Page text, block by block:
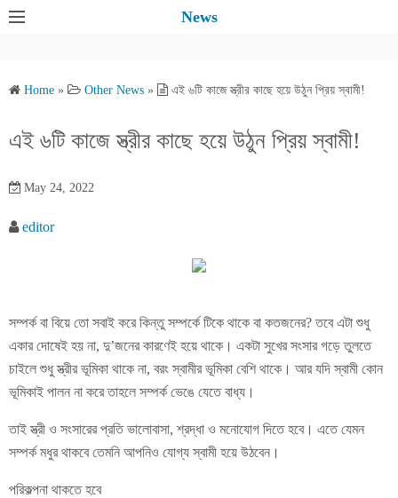
News
Home » Other News » এই ৬টি কাজে স্ত্রীর কাছে হয়ে উঠুন প্রিয় স্বামী!
এই ৬টি কাজে স্ত্রীর কাছে হয়ে উঠুন প্রিয় স্বামী!
May 24, 2022
editor
সম্পর্ক বা বিয়ে তো সবাই করে কিন্তু সম্পর্কে টিকে থাকে বা কতজনের? তবে এটা শুধু
একার দোষেই হয় না, দু’জনের কারণেই হয়ে থাকে। একটা সুখের সংসার গড়ে তুলতে
চাইলে শুধু স্ত্রীর ভূমিকা থাকে না, বরং স্বামীর ভূমিকা বেশি থাকে। আর যদি স্বামী কোন
ভূমিকাই পালন না করে তাহলে সম্পর্ক ভেঙে যেতে বাধ্য।
তাই স্ত্রী ও সংসারের প্রতি ভালোবাসা, শ্রদ্ধা ও মনোযোগ দিতে হবে। এতে যেমন
সম্পর্ক মধুর থাকবে তেমনি আপনিও যোগ্য স্বামী হয়ে উঠবেন।
পরিকল্পনা থাকতে হবে